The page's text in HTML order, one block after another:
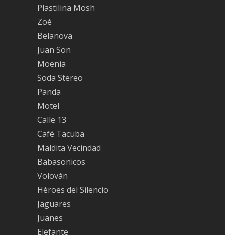
Plastilina Mosh
Zoé
Belanova
Juan Son
Moenia
Soda Stereo
Panda
Motel
Calle 13
Café Tacuba
Maldita Vecindad
Babasonicos
Volován
Héroes del Silencio
Jaguares
Juanes
Elefante